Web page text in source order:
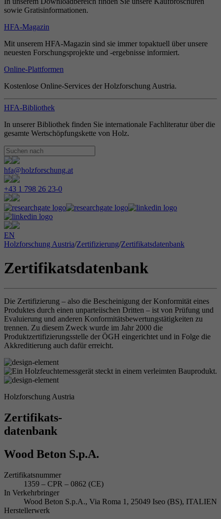
sowie Gratisinformationen.
HFA-Magazin
Mit unserem HFA-Magazin sind sie immer topaktuell über unsere
neuesten Forschungsprojekte und -ergebnisse informiert.
Online-Plattformen
Kostenlose Online-Services der Holzforschung Austria.
HFA-Bibliothek
In unserer Bibliothek finden Sie internationale Fachliteratur über die
gesamte Wertschöpfungskette von Holz.
hfa@holzforschung.at
+43 1 798 26 23-0
EN
Holzforschung Austria/Zertifizierung/Zertifikatsdatenbank
Zertifikatsdatenbank
Die Zertifizierung – also die Bescheinigung der Konformität eines
Produktes durch einen unparteiischen Dritten – ist von Prüfung und
Evaluierung und anderen Konformitätsbewertungstätigkeiten zu
trennen. Zu diesem Zweck wurde im Jahr 2000 die
Produktzertifizierungsstelle der ÖGH eingerichtet und in Folge die
Akkreditierung auch dafür erreicht.
Holzforschung Austria
Zertifikats-
datenbank
Wood Beton S.p.A.
Zertifikatsnummer
1359 – CPR – 0862 (CE)
In Verkehrbringer
Wood Beton S.p.A., Via Roma 1, 25049 Iseo (BS), ITALIEN
Herstellerwerk